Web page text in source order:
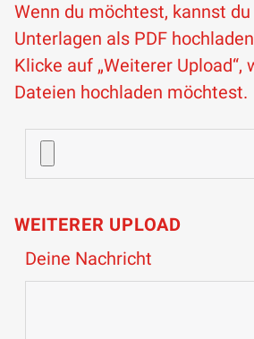
Wenn du möchtest, kannst
Unterlagen als PDF
Klicke auf „Weiterer Upload“,
Dateien hochladen möchtest.
WEITERER UPLOAD
Deine Nachricht